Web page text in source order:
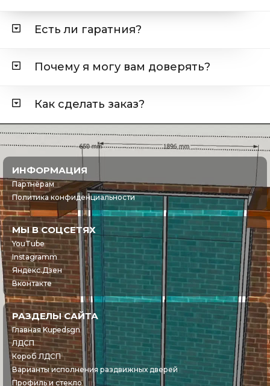
Есть ли гаратния?
Почему я могу вам доверять?
Как сделать заказ?
ИНФОРМАЦИЯ
Партнёрам
Политика конфиденциальности
МЫ В СОЦСЕТЯХ
YouTube
Instagramm
Яндекс.Дзен
Вконтакте
РАЗДЕЛЫ САЙТА
Главная Kupedsgn
ЛДСП
Короб ЛДСП
Варианты исполнения раздвижных дверей
Профиль и стекло